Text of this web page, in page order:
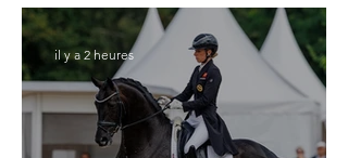
il y a 2 heures